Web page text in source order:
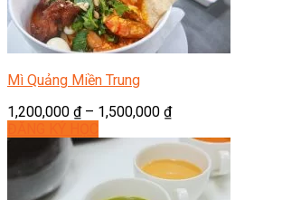
Mì Quảng Miền Trung
1,200,000 ₫– 1,500,000 ₫